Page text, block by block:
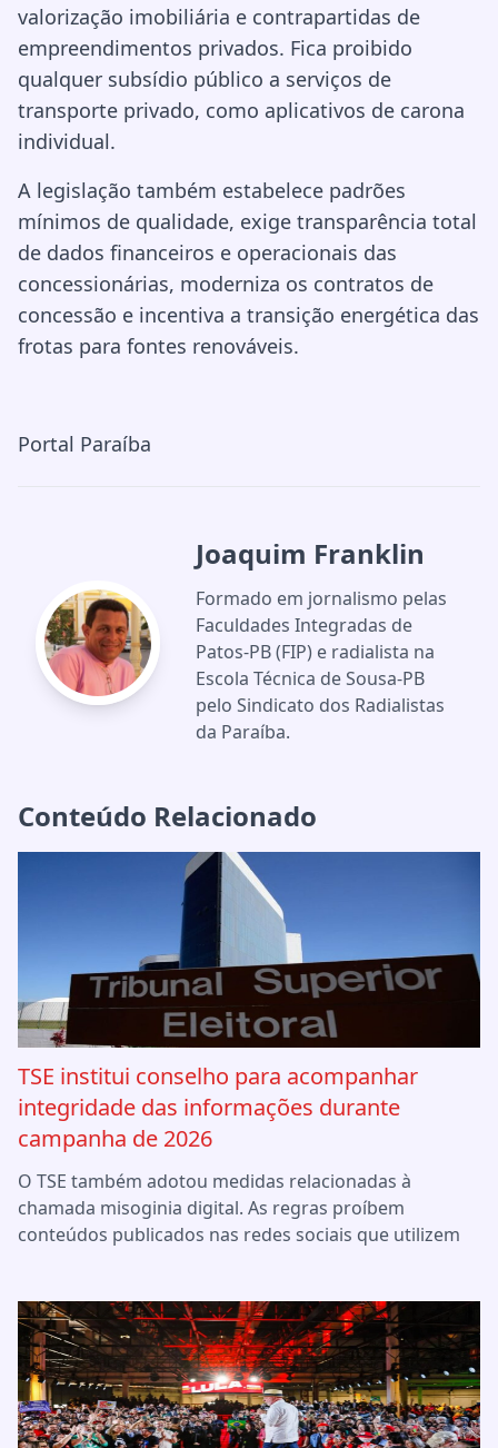
valorização imobiliária e contrapartidas de
empreendimentos privados. Fica proibido
qualquer subsídio público a serviços de
transporte privado, como aplicativos de carona
individual.
A legislação também estabelece padrões
mínimos de qualidade, exige transparência total
de dados financeiros e operacionais das
concessionárias, moderniza os contratos de
concessão e incentiva a transição energética das
frotas para fontes renováveis.
Portal Paraíba
Joaquim Franklin
Formado em jornalismo pelas
Faculdades Integradas de
Patos-PB (FIP) e radialista na
Escola Técnica de Sousa-PB
pelo Sindicato dos Radialistas
da Paraíba.
Conteúdo Relacionado
TSE institui conselho para acompanhar
integridade das informações durante
campanha de 2026
O TSE também adotou medidas relacionadas à
chamada misoginia digital. As regras proíbem
conteúdos publicados nas redes sociais que utilizem